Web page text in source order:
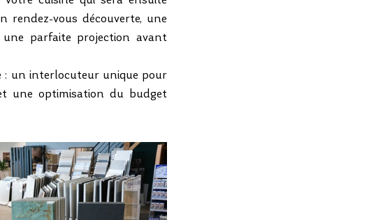
rendez-vous découverte, une
parfaite projection avant
: un interlocuteur unique pour
une optimisation du budget